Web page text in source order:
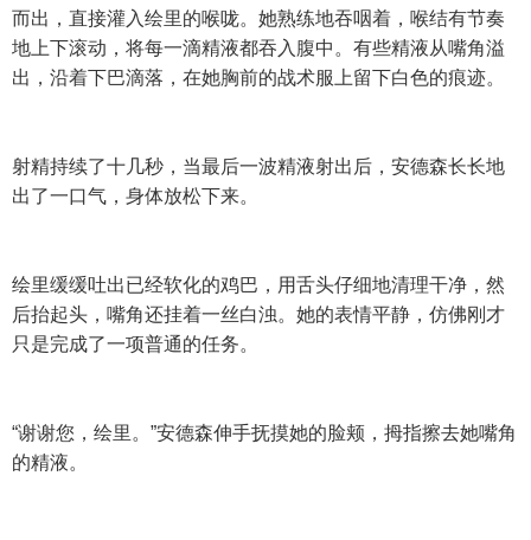
而出，直接灌入绘里的喉咙。她熟练地吞咽着，喉结有节奏
地上下滚动，将每一滴精液都吞入腹中。有些精液从嘴角溢
出，沿着下巴滴落，在她胸前的战术服上留下白色的痕迹。
射精持续了十几秒，当最后一波精液射出后，安德森长长地
出了一口气，身体放松下来。
绘里缓缓吐出已经软化的鸡巴，用舌头仔细地清理干净，然
后抬起头，嘴角还挂着一丝白浊。她的表情平静，仿佛刚才
只是完成了一项普通的任务。
“谢谢您，绘里。”安德森伸手抚摸她的脸颊，拇指擦去她嘴角
的精液。